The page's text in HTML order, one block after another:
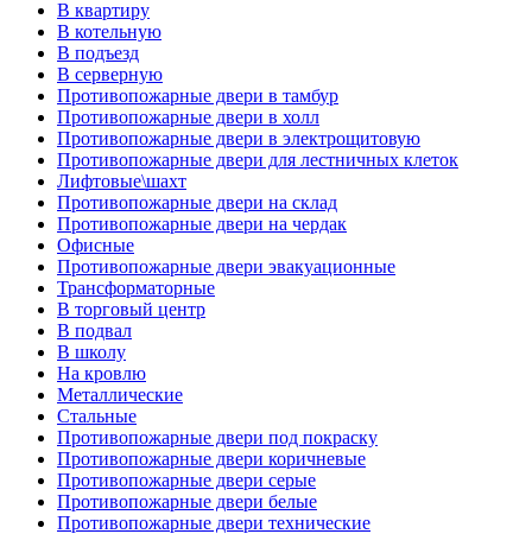
В квартиру
В котельную
В подъезд
В серверную
Противопожарные двери в тамбур
Противопожарные двери в холл
Противопожарные двери в электрощитовую
Противопожарные двери для лестничных клеток
Лифтовые\шахт
Противопожарные двери на склад
Противопожарные двери на чердак
Офисные
Противопожарные двери эвакуационные
Трансформаторные
В торговый центр
В подвал
В школу
На кровлю
Металлические
Стальные
Противопожарные двери под покраску
Противопожарные двери коричневые
Противопожарные двери серые
Противопожарные двери белые
Противопожарные двери технические